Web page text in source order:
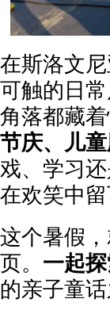
在斯洛文
可触的日
角落都藏
节庆、儿
戏、学习
在欢笑中留
这个暑假
页。 一起
的亲子童